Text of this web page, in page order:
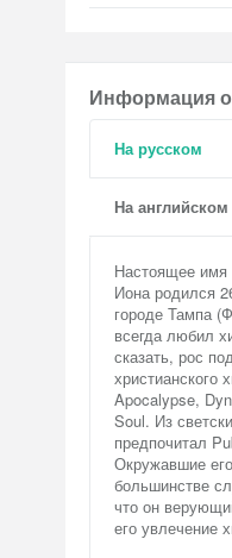
Информация о
На русском
На английском
Настоящее имя
Иона родился
городе Тампа
всегда любил
сказать, рос
христианского
Apocalypse,
Soul. Из
предпочитал
Окружавшие
большинстве
что он
его увлечение